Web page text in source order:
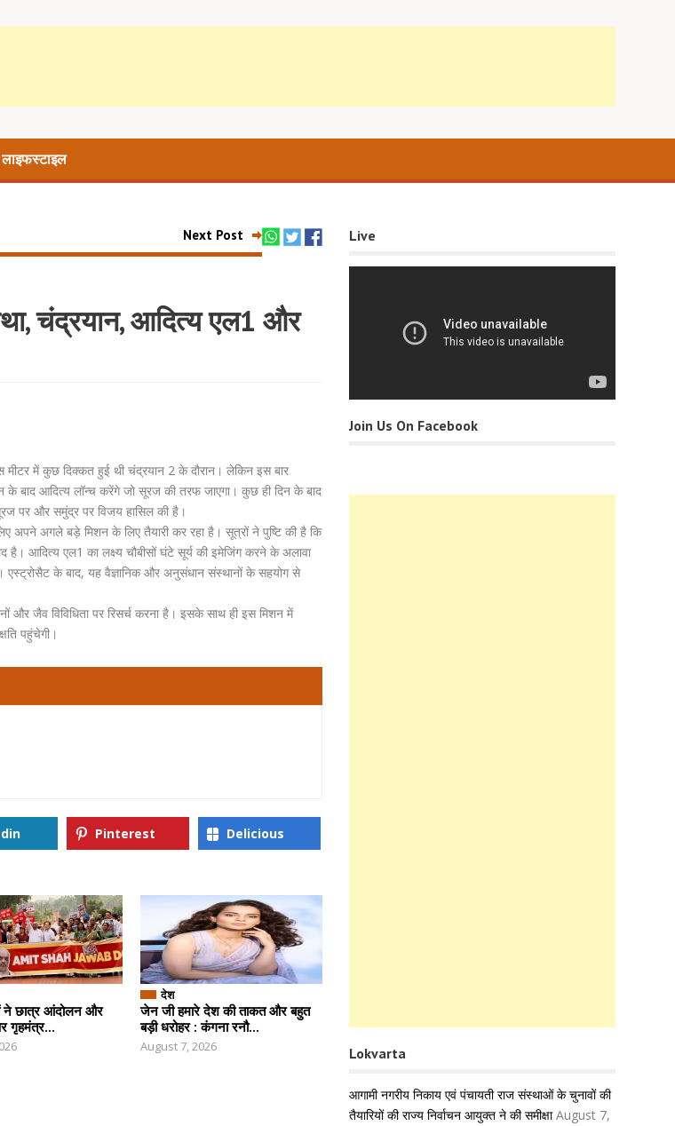
लाइफस्टाइल
Next Post
चंद्रयान, आदित्य एल1 और
मीटर में कुछ दिक्कत हुई थी चंद्रयान 2 के दौरान। लेकिन इस बार
के बाद आदित्य लॉन्च करेंगे जो सूरज की तरफ जाएगा। कुछ ही दिन के बाद
पर और समुंद्र पर विजय हासिल की है।
अपने अगले बड़े मिशन के लिए तैयारी कर रहा है। सूत्रों ने पुष्टि की है कि
है। आदित्य एल1 का लक्ष्य चौबीसों घंटे सूर्य की इमेजिंग करने के अलावा
एस्ट्रोसैट के बाद, यह वैज्ञानिक और अनुसंधान संस्थानों के सहयोग से
और जैव विविधिता पर रिसर्च करना है। इसके साथ ही इस मिशन में
पहुंचेगी।
Pinterest Delicious
ने छात्र आंदोलन और
गृहमंत्र...
देश
जेन जी हमारे देश की ताकत और बहुत
बड़ी धरोहर : कंगना रनौ...
August 7, 2026
Live
Join Us On Facebook
Lokvarta
आगामी नगरीय निकाय एवं पंचायती राज संस्थाओं के चुनावों की
तैयारियों की राज्य निर्वाचन आयुक्त ने की समीक्षा August 7,